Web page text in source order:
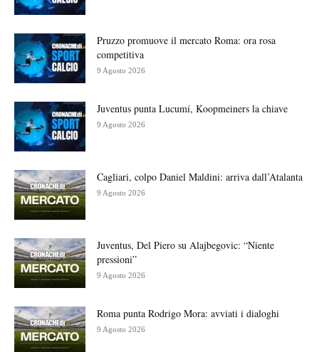
Pruzzo promuove il mercato Roma: ora rosa
competitiva
9 Agosto 2026
Juventus punta Lucumí, Koopmeiners la chiave
9 Agosto 2026
Cagliari, colpo Daniel Maldini: arriva dall’Atalanta
9 Agosto 2026
Juventus, Del Piero su Alajbegovic: “Niente
pressioni”
9 Agosto 2026
Roma punta Rodrigo Mora: avviati i dialoghi
9 Agosto 2026